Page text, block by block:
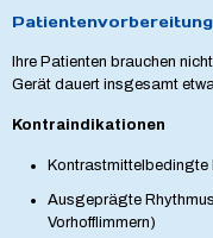
Ihre Patienten brauchen
Gerät dauert insgesamt
Kontraindikationen
Ausgeprägte
Vorhofflimmern)